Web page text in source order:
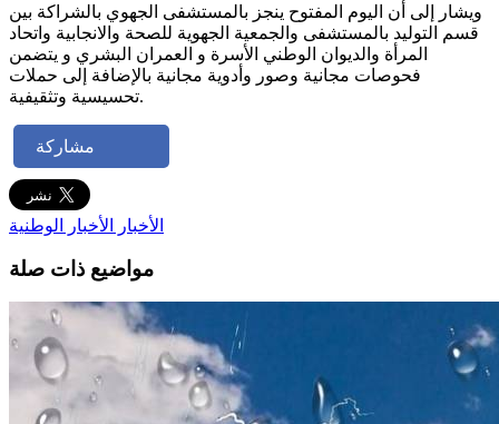
ويشار إلى أن اليوم المفتوح ينجز بالمستشفى الجهوي بالشراكة بين
قسم التوليد بالمستشفى والجمعية الجهوية للصحة والانجابية واتحاد
المرأة والديوان الوطني الأسرة و العمران البشري و يتضمن
فحوصات مجانية وصور وأدوية مجانية بالإضافة إلى حملات
تحسيسية وتثقيفية.
مشاركة
الأخبار الأخبار الوطنية
مواضيع ذات صلة